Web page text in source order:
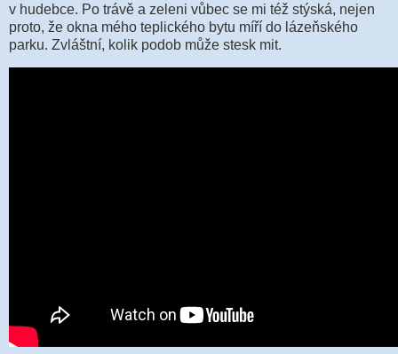
v hudebce. Po trávě a zeleni vůbec se mi též stýská, nejen
proto, že okna mého teplického bytu míří do lázeňského
parku. Zvláštní, kolik podob může stesk mit.